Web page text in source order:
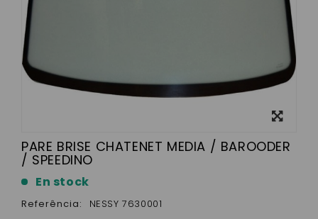
PARE BRISE CHATENET MEDIA / BAROODER
/ SPEEDINO
En stock
Referência: NESSY 7630001